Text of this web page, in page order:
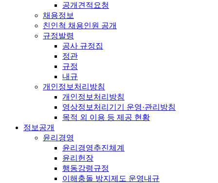
공개견적요청
채용정보
친인척 채용인원 공개
규정발령
공사 규정집
정관
규정
내규
개인정보처리방침
개인정보처리방침
영상정보처리기기 운영·관리방침
목적 외 이용 등 제공 현황
정보공개
윤리경영
윤리경영추진체계
윤리헌장
행동강령규정
이해충돌 방지제도 운영내규